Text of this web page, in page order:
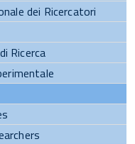
dei Ricercatori
Ricerca